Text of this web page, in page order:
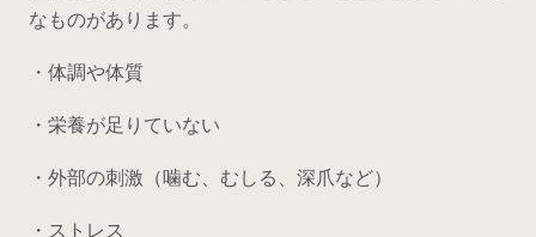
なものがあります。
・体調や体質
・栄養が足りていない
・外部の刺激（噛む、むしる、深爪など）
・ストレス